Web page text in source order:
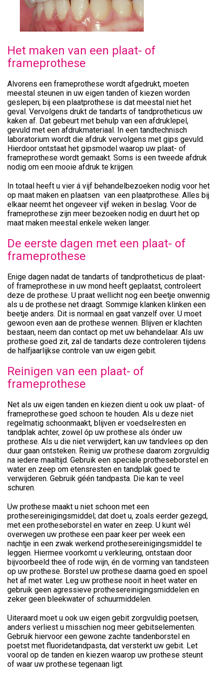
Het maken van een plaat- of
frameprothese
Alvorens een frameprothese wordt afgedrukt, moeten
meestal steunen in uw eigen tanden of kiezen worden
geslepen; bij een plaatprothese is dat meestal niet het
geval. Vervolgens drukt de tandarts of tandprotheticus uw
kaken af. Dat gebeurt met behulp van een afdruklepel,
gevuld met een afdrukmateriaal. In een tandtechnisch
laboratorium wordt die afdruk vervolgens met gips gevuld.
Hierdoor ontstaat het gipsmodel waarop uw plaat- of
frameprothese wordt gemaakt. Soms is een tweede afdruk
nodig om een mooie afdruk te krijgen.
In totaal heeft u vier á vijf behandelbezoeken nodig voor het
op maat maken en plaatsen van een plaatprothese. Alles bij
elkaar neemt het ongeveer vijf weken in beslag. Voor de
frameprothese zijn meer bezoeken nodig en duurt het op
maat maken meestal enkele weken langer.
De eerste dagen met een plaat- of
frameprothese
Enige dagen nadat de tandarts of tandprotheticus de plaat-
of frameprothese in uw mond heeft geplaatst, controleert
deze de prothese. U praat wellicht nog een beetje onwennig
als u de prothese net draagt. Sommige klanken klinken een
beetje anders. Dit is normaal en gaat vanzelf over. U moet
gewoon even aan de prothese wennen. Blijven er klachten
bestaan, neem dan contact op met uw behandelaar. Als uw
prothese goed zit, zal de tandarts deze controleren tijdens
de halfjaarlijkse controle van uw eigen gebit.
Reinigen van een plaat- of
frameprothese
Net als uw eigen tanden en kiezen dient u ook uw plaat- of
frameprothese goed schoon te houden. Als u deze niet
regelmatig schoonmaakt, blijven er voedselresten en
tandplak achter, zowel óp uw prothese als ónder uw
prothese. Als u die niet verwijdert, kan uw tandvlees op den
duur gaan ontsteken. Reinig uw prothese daarom zorgvuldig
na iedere maaltijd. Gebruik een speciale protheseborstel en
water en zeep om etensresten en tandplak goed te
verwijderen. Gebruik géén tandpasta. Die kan te veel
schuren.
Uw prothese maakt u niet schoon met een
prothesereinigingsmiddel; dat doet u, zoals eerder gezegd,
met een protheseborstel en water en zeep. U kunt wél
overwegen uw prothese een paar keer per week een
nachtje in een zwak werkend prothesereinigingsmiddel te
leggen. Hiermee voorkomt u verkleuring, ontstaan door
bijvoorbeeld thee of rode wijn, én de vorming van tandsteen
op uw prothese. Borstel uw prothese daarna goed en spoel
het af met water. Leg uw prothese nooit in heet water en
gebruik geen agressieve prothesereinigingsmiddelen en
zeker geen bleekwater of schuurmiddelen.
Uiteraard moet u ook uw eigen gebit zorgvuldig poetsen,
anders verliest u misschien nog meer gebitselementen.
Gebruik hiervoor een gewone zachte tandenborstel en
poetst met fluoridetandpasta, dat versterkt uw gebit. Let
vooral op de tanden en kiezen waarop uw prothese steunt
of waar uw prothese tegenaan ligt.